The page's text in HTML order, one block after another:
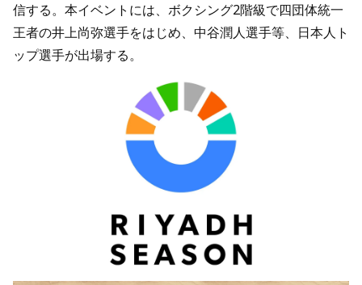
信する。本イベントには、ボクシング2階級で四団体統一
王者の井上尚弥選手をはじめ、中谷潤人選手等、日本人ト
ップ選手が出場する。